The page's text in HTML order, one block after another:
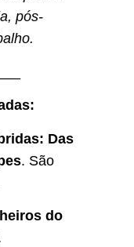
pós-
Das
. São
do